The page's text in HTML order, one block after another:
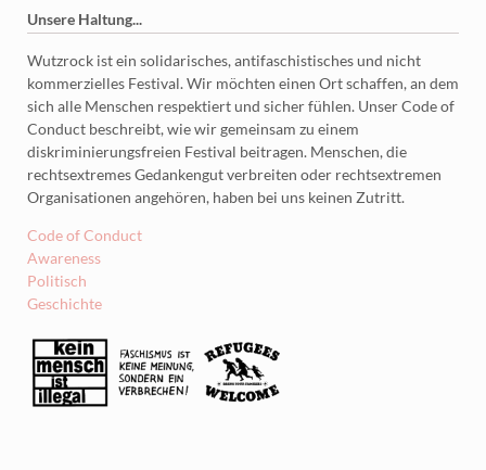
Unsere Haltung...
Wutzrock ist ein solidarisches, antifaschistisches und nicht
kommerzielles Festival. Wir möchten einen Ort schaffen, an dem
sich alle Menschen respektiert und sicher fühlen. Unser Code of
Conduct beschreibt, wie wir gemeinsam zu einem
diskriminierungsfreien Festival beitragen. Menschen, die
rechtsextremes Gedankengut verbreiten oder rechtsextremen
Organisationen angehören, haben bei uns keinen Zutritt.
Code of Conduct
Awareness
Politisch
Geschichte